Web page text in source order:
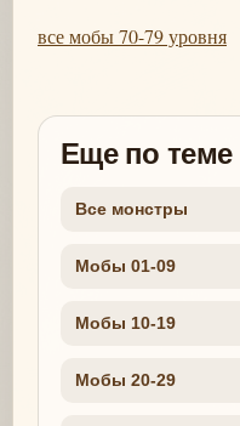
все мобы 70-79 уровня
Еще по теме
Все монстры
Мобы 01-09
Мобы 10-19
Мобы 20-29